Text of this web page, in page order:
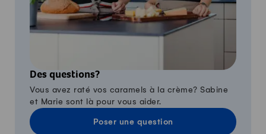
Des questions?
Vous avez raté vos caramels à la crème? Sabine
et Marie sont là pour vous aider.
Poser une question